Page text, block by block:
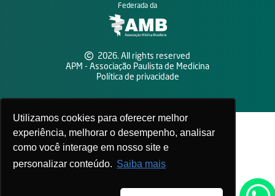
Utilizamos cookies para oferecer melhor
experiência, melhorar o desempenho, analisar
como você interage em nosso site e
personalizar conteúdo. Saiba mais
2026. All rights reserved
APM - Associação Paulista de Medicina
Política de privacidade
Federada da